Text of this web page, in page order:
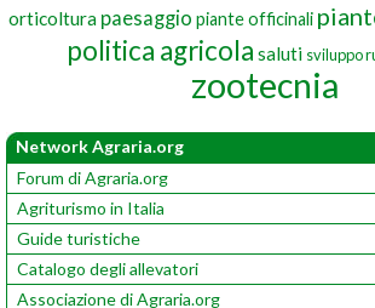
orticoltura paesaggio piante officinali
politica agricola saluti sviluppo
zootecnia
Network Agraria.org
Forum di Agraria.org
Agriturismo in Italia
Guide turistiche
Catalogo degli allevatori
Associazione di Agraria.org